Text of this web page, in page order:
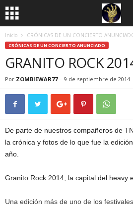
Inicio CRÓNICAS DE UN CONCIERTO
CRÓNICAS DE UN CONCIERTO ANUNCIADO
GRANITO ROCK
Por ZOMBIEWAR77- 9 de septiembre de 2014
De parte de nuestros compañeros de
la crónica y fotos de lo que fue la
año.
Granito Rock 2014, la capital del heavy
Una edición más de uno de los